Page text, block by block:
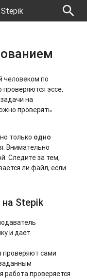
search
человеком по
эссе,
на
проверять
только одно
Внимательно
Следите за тем,
ли файл, если
Stepik
и даёт
проверяют сами
проверяется